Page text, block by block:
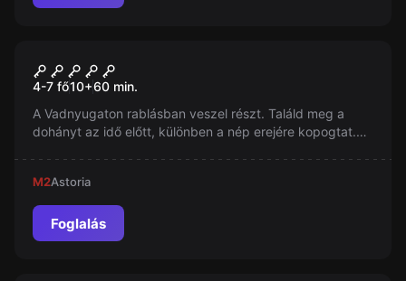
Nagy Vadnyugati Rablás
4-7 fő10+60 min.
A Vadnyugaton rablásban veszel részt. Találd meg a
dohányt az idő előtt, különben a nép erejére kopogtat.
M2Astoria
Foglalás